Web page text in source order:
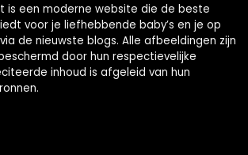
is een moderne website die de beste
voor je liefhebbende baby’s en je op
de nieuwste blogs. Alle afbeeldingen zijn
door hun respectievelijke
inhoud is afgeleid van hun